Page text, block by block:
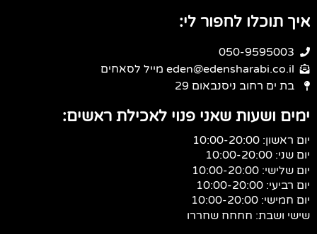
איך תוכלו לחפור לי:
050-9595003
eden@edensharabi.co.il מייל לסאחים
בת ים רחוב ניסנבאום 29
ימים ושעות שאני פנוי לאכילת ראשים:
יום ראשון: 10:00-20:00
יום שני: 10:00-20:00
יום שלישי: 10:00-20:00
יום רביעי: 10:00-20:00
יום חמישי: 10:00-20:00
שישי ושבת: חחחח שחררו